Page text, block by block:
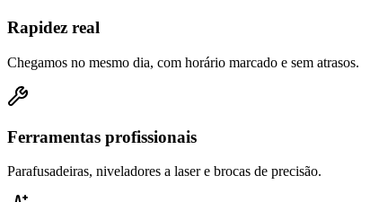
Rapidez real
Chegamos no mesmo dia, com horário marcado e sem atrasos.
Ferramentas profissionais
Parafusadeiras, niveladores a laser e brocas de precisão.